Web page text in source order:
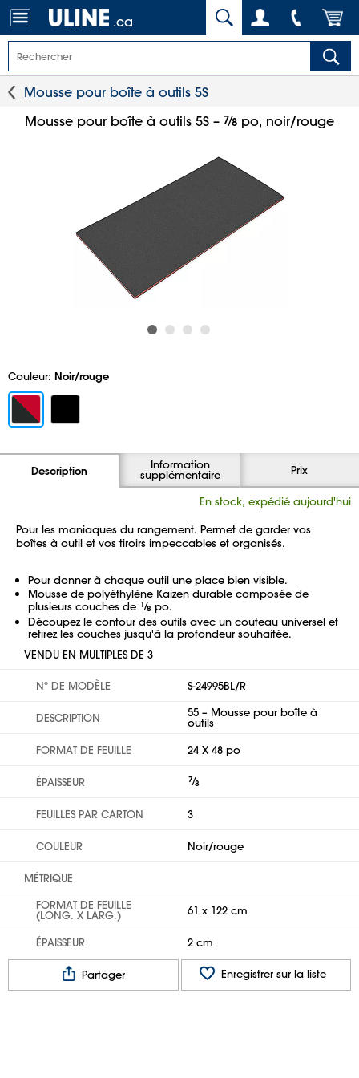
.ca
Mousse pour boîte à outils 5S
Mousse pour boîte à outils 5S – 7⁄8 po, noir/rouge
Couleur: Noir/rouge
Description Information
supplémentaire Prix
En stock, expédié aujourd'hui
Pour les maniaques du rangement. Permet de garder vos
boîtes à outil et vos tiroirs impeccables et organisés.
Pour donner à chaque outil une place bien visible.
Mousse de polyéthylène Kaizen durable composée de
plusieurs couches de 1⁄8 po.
Découpez le contour des outils avec un couteau universel et
retirez les couches jusqu'à la profondeur souhaitée.
VENDU EN MULTIPLES DE 3
Nº DE MODÈLE S-24995BL/R
DESCRIPTION 55 – Mousse pour boîte à
outils
FORMAT DE FEUILLE
24 X 48 po
ÉPAISSEUR 7⁄8
FEUILLES PAR CARTON 3
COULEUR Noir/rouge
MÉTRIQUE
FORMAT DE FEUILLE
(LONG. X LARG.) 61 x 122 cm
ÉPAISSEUR 2 cm
Partager Enregistrer sur la liste